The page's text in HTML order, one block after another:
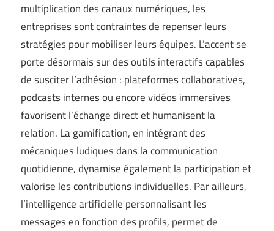
multiplication des canaux numériques, les
entreprises sont contraintes de repenser leurs
stratégies pour mobiliser leurs équipes. L’accent se
porte désormais sur des outils interactifs capables
de susciter l’adhésion : plateformes collaboratives,
podcasts internes ou encore vidéos immersives
favorisent l’échange direct et humanisent la
relation. La gamification, en intégrant des
mécaniques ludiques dans la communication
quotidienne, dynamise également la participation et
valorise les contributions individuelles. Par ailleurs,
l’intelligence artificielle personnalisant les
messages en fonction des profils, permet de